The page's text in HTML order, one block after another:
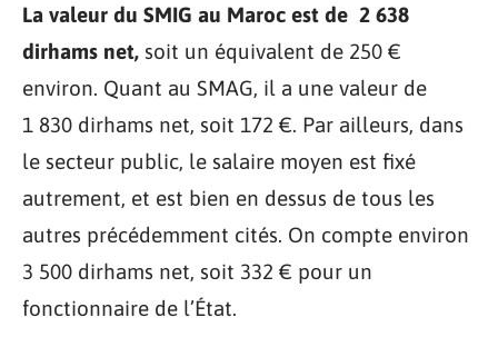
La valeur du SMIG au Maroc est de 2 638
dirhams net, soit un équivalent de 250 €
environ. Quant au SMAG, il a une valeur de
1 830 dirhams net, soit 172 €. Par ailleurs, dans
le secteur public, le salaire moyen est fixé
autrement, et est bien en dessus de tous les
autres précédemment cités. On compte environ
3 500 dirhams net, soit 332 € pour un
fonctionnaire de l’État.